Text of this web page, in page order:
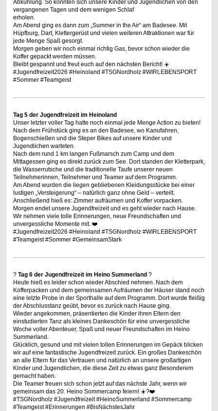
Abkühlung. So konnten sich unsere Kinder und Jugendlichen von den
vergangenen Tagen und dem wenigen Schlaf
erholen.
Am Abend ging es dann zum „Summer in the Air“ am Badesee. Mit
Hüpfburg, Dart, Klettergerüst und vielen weiteren Attraktionen war für
jede Menge Spaß gesorgt.
Morgen geben wir noch einmal richtig Gas, bevor schon wieder die
Koffer gepackt werden müssen.
Bleibt gespannt und freut euch auf den nächsten Bericht! ☀️
#Jugendfreizeit2026 #Heinoland #TSGNordholz #WIRLEBENSPORT
#Sommer #Teamgeist
Tag 5 der Jugendfreizeit im Heinoland
Unser letzter voller Tag hatte noch einmal jede Menge Action zu bieten!
Nach dem Frühstück ging es an den Badesee, wo Kanufahren,
Bogenschießen und die Steper Bikes auf unsere Kinder und
Jugendlichen warteten.
Nach dem rund 1 km langen Fußmarsch zum Camp und dem
Mittagessen ging es direkt zurück zum See. Dort standen der Kletterpark,
die Wasserrutsche und die traditionelle Taufe unserer neuen
Teilnehmerinnen, Teilnehmer und Teamer auf dem Programm.
Am Abend wurden die liegen gebliebenen Kleidungsstücke bei einer
lustigen „Versteigerung“ – natürlich ganz ohne Geld – verteilt.
Anschließend hieß es: Zimmer aufräumen und Koffer vorpacken.
Morgen endet unsere Jugendfreizeit und es geht wieder nach Hause.
Wir nehmen viele tolle Erinnerungen, neue Freundschaften und
unvergessliche Momente mit. ❤️
#Jugendfreizeit2026 #Heinoland #TSGNordholz #WIRLEBENSPORT
#Teamgeist #Sommer #GemeinsamStark
? Tag 6 der Jugendfreizeit im Heino Summerland?
Heute hieß es leider schon wieder Abschied nehmen. Nach dem
Kofferpacken und dem gemeinsamen Aufräumen der Häuser stand noch
eine letzte Probe in der Sporthalle auf dem Programm. Dort wurde fleißig
der Abschlusstanz geübt, bevor es zurück nach Hause ging.
Wieder angekommen, präsentierten die Kinder ihren Eltern den
einstudierten Tanz als kleines Dankeschön für eine unvergessliche
Woche voller Abenteuer, Spaß und neuer Freundschaften im Heino
Summerland.
Glücklich, gesund und mit vielen tollen Erinnerungen im Gepäck blicken
wir auf eine fantastische Jugendfreizeit zurück. Ein großes Dankeschön
an alle Eltern für das Vertrauen und natürlich an unsere großartigen
Kinder und Jugendlichen, die diese Zeit zu etwas ganz Besonderem
gemacht haben.
Die Teamer freuen sich schon jetzt auf das nächste Jahr, wenn wir
gemeinsam das 20. Heino Sommercamp feiern! ☀️?️❤️
#TSGNordholz #Jugendfreizeit #HeinoSummerland #Sommercamp
#Teamgeist #Erinnerungen #BisNächstesJahr